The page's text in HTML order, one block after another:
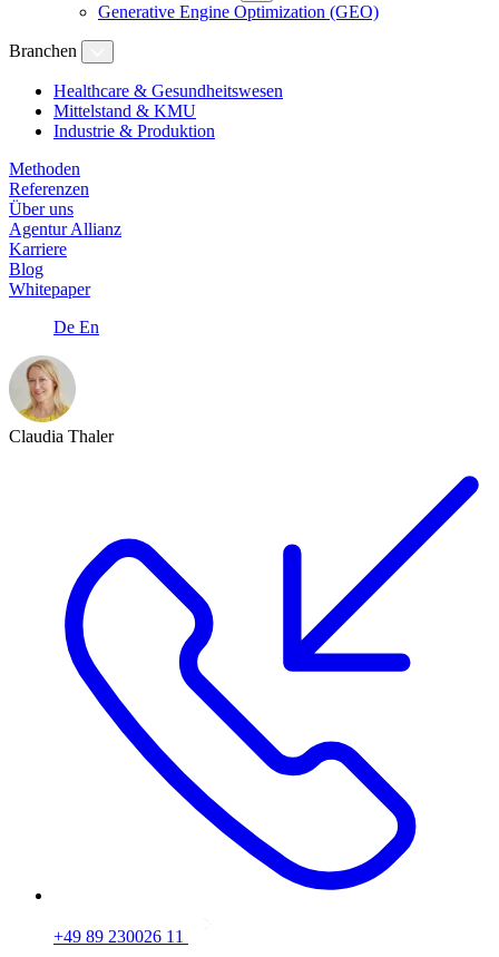
Generative Engine Optimization (GEO)
Branchen
Healthcare & Gesundheitswesen
Mittelstand & KMU
Industrie & Produktion
Methoden
Referenzen
Über uns
Agentur Allianz
Karriere
Blog
Whitepaper
De En
Claudia Thaler
+49 89 230026 11